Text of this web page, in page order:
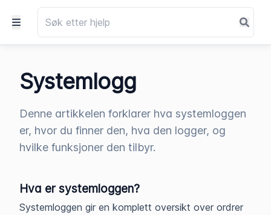
Systemlogg
Denne artikkelen forklarer hva systemloggen
er, hvor du finner den, hva den logger, og
hvilke funksjoner den tilbyr.
Hva er systemloggen?
Systemloggen gir en komplett oversikt over ordrer